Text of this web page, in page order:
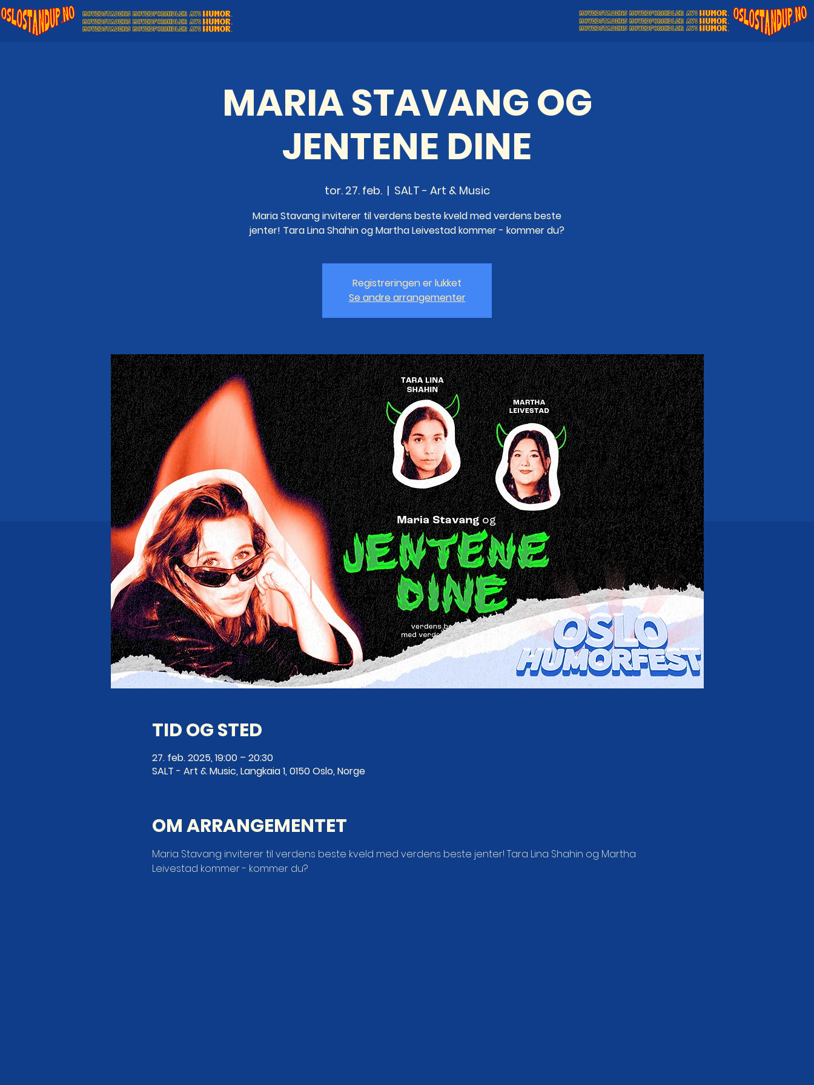
MARIA STAVANG OG
JENTENE DINE
tor. 27. feb.
  |
SALT - Art & Music
Maria Stavang inviterer til verdens beste kveld med verdens beste
jenter! Tara Lina Shahin og Martha Leivestad kommer - kommer du?
Registreringen er lukket
Se andre arrangementer
TID OG STED
27. feb. 2025, 19:00 – 20:30
SALT - Art & Music, Langkaia 1, 0150 Oslo, Norge
OM ARRANGEMENTET
Maria Stavang inviterer til verdens beste kveld med verdens beste jenter! Tara Lina Shahin og Martha
Leivestad kommer - kommer du?